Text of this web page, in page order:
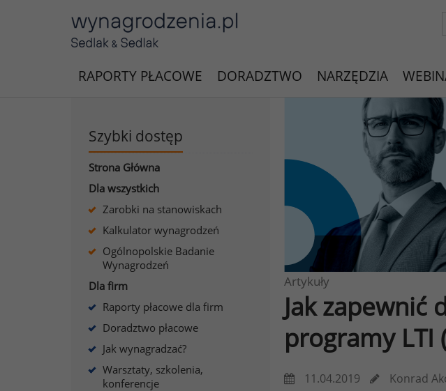
RAPORTY PŁACOWE DORADZTWO NARZĘDZIA
Szybki dostęp
Strona Główna
Dla wszystkich
Zarobki na stanowiskach
Kalkulator wynagrodzeń
Ogólnopolskie Badanie
Wynagrodzeń
Dla firm
Raporty płacowe dla firm
Doradztwo płacowe
Jak wynagradzać?
Warsztaty, szkolenia,
konferencje
Artykuły
Jak zapewnić
programy LTI
11.04.2019 Konrad